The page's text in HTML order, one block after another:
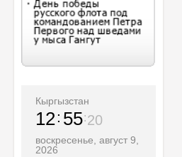
Кыргызстан
12 55 22
воскресенье, август 9,
2026